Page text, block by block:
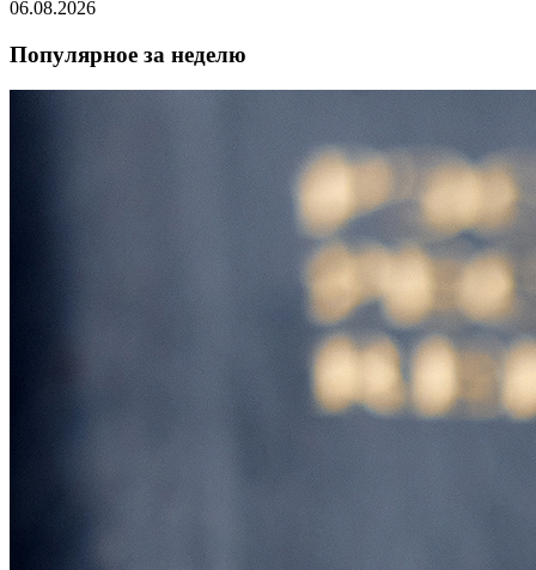
06.08.2026
Популярное за неделю